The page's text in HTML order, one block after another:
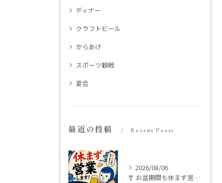
ディナー
クラフトビール
からあげ
スポーツ観戦
宴会
最近の投稿 Recent Posts
2026/08/06
🎐 お盆期間も休まず営業します！ 🍺🥩